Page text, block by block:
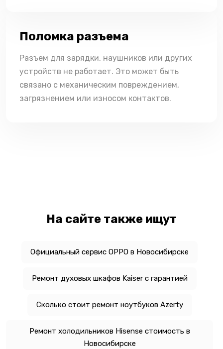
Поломка разъема
Разъем для зарядки, наушников или других
устройств не работает. Это может быть
связано с механическим повреждением,
загрязнением или износом контактов.
На сайте также ищут
Официальный сервис OPPO в Новосибирске
Ремонт духовых шкафов Kaiser с гарантией
Сколько стоит ремонт ноутбуков Azerty
Ремонт холодильников Hisense стоимость в
Новосибирске